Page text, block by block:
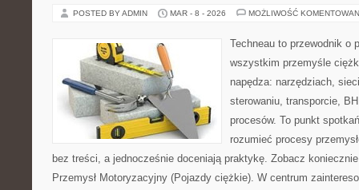
POSTED BY ADMIN MAR - 8 - 2026 MOŻLIWOŚĆ
Techneau to przewodnik o
wszystkim przemyśle
napędza: narzędziach,
sterowaniu, transporcie,
procesów. To punkt
rozumieć procesy
bez treści, a jednocześnie doceniają praktykę. Zobacz
Przemysł Motoryzacyjny (Pojazdy ciężkie). W centrum